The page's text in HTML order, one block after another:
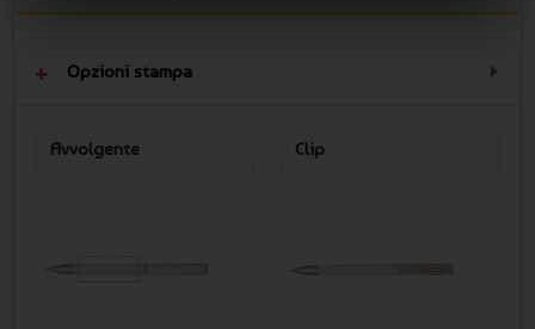
Opzioni stampa
Avvolgente Clip